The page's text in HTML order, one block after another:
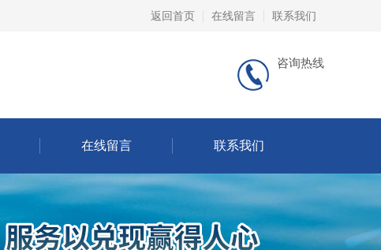
返回首页 在线留言 联系我们
咨询热线
在线留言 联系我们